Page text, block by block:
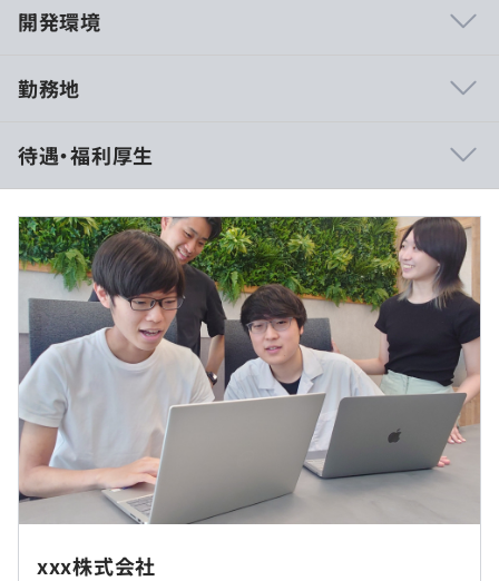
開発環境
な特徴があります。
◆手を挙げたもん勝ち
当社では、積極性をもってこれをやりたい！とアピールす
れば、社内で起業することも可能です。真に必要とされる
サービスをつくれます。
◆分野の垣根なく、ビジネスをしよう
多事業展開をおこなっているため、収益性と社会性があれ
ば好きな領域で事業作成やサービス開発が可能です。
◆ビジネスできる開発者・技術がわかるビジネスパーソン
「偏りのある人材に、真の価値提供はできない」そういっ
た思想から開発サイドであってもユーザーからのフィード
バックや、売り上げを分析し本当に必要とされているもの
を生み出しています。社内のメンバー全員が技術に明るい
おかげで、最適な開発を常におこなえています。
勤務地
待遇・福利厚生
■賃金形態：月給制
■賃金の決定方法：スキル・ご経験に応じて当社給与テー
ブルにより決定いたします
■月給：390,000円～500,000円
■基本給：288,554円～369,942円
■ 固定残業代：101,446円～130,058円を含む/月（45時間
分/超過分は別途支給）
■賞与実績:年1回(8月/入社2年目より2か月分支給)
■昇給:年2回(2月、8月)
xxx株式会社